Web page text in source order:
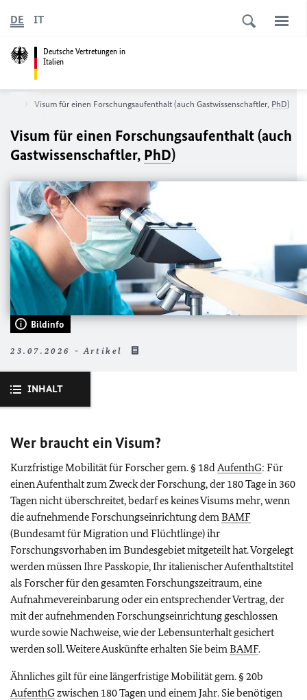
Deutsche Vertretungen in
Italien
DE IT
Visum für einen Forschungsaufenthalt (auch Gastwissenschaftler, PhD)
Visum für einen Forschungsaufenthalt (auch
Gastwissenschaftler, PhD)
Bildinfo
23.07.2026 - Artikel
INHALT
Wer braucht ein Visum?
Kurzfristige Mobilität für Forscher gem. § 18d AufenthG: Für
einen Aufenthalt zum Zweck der Forschung, der 180 Tage in 360
Tagen nicht überschreitet, bedarf es keines Visums mehr, wenn
die aufnehmende Forschungseinrichtung dem BAMF
(Bundesamt für Migration und Flüchtlinge) ihr
Forschungsvorhaben im Bundesgebiet mitgeteilt hat. Vorgelegt
werden müssen Ihre Passkopie, Ihr italienischer Aufenthaltstitel
als Forscher für den gesamten Forschungszeitraum, eine
Aufnahmevereinbarung oder ein entsprechender Vertrag, der
mit der aufnehmenden Forschungseinrichtung geschlossen
wurde sowie Nachweise, wie der Lebensunterhalt gesichert
werden soll. Weitere Auskünfte erhalten Sie beim BAMF.
Ähnliches gilt für eine längerfristige Mobilität gem. § 20b
AufenthGzwischen 180 Tagen und einem Jahr. Sie benötigen